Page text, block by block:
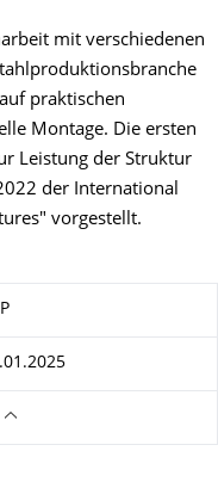
mit verschiedenen
praktischen
Montage. Die ersten
Leistung der Struktur
der International
vorgestellt.